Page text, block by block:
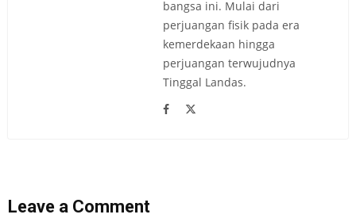
bangsa ini. Mulai dari
perjuangan fisik pada era
kemerdekaan hingga
perjuangan terwujudnya
Tinggal Landas.
Leave a Comment